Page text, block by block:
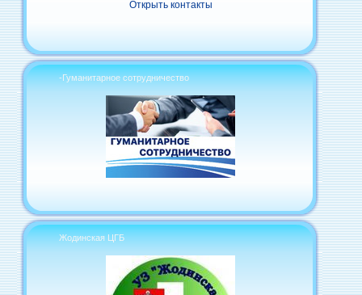
Открыть контакты
-Гуманитарное сотрудничество
Жодинская ЦГБ